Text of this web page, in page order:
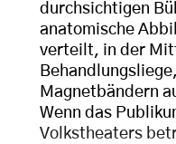
durchsichtigen
anatomische
verteilt, in der
Magnetbändern
Wenn das
Volkstheaters